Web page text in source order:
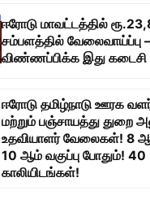
ஈரோடு மாவட்டத்தில்
சம்பளத்தில் வேலைவாய்ப்பு –
விண்ணப்பிக்க இது கடைசி
ஈரோடு தமிழ்நாடு ஊரக
மற்றும் பஞ்சாயத்து துறை
உதவியாளர் வேலைகள்! 8
10 ஆம் வகுப்பு போதும்! 40
காலியிடங்கள்!